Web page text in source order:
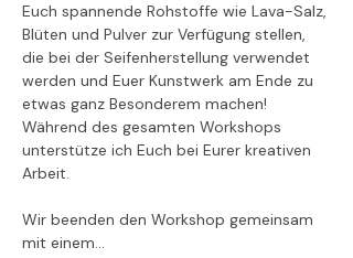
Euch spannende Rohstoffe wie Lava-Salz,
Blüten und Pulver zur Verfügung stellen,
die bei der Seifenherstellung verwendet
werden und Euer Kunstwerk am Ende zu
etwas ganz Besonderem machen!
Während des gesamten Workshops
unterstütze ich Euch bei Eurer kreativen
Arbeit.
Wir beenden den Workshop gemeinsam
mit einem…